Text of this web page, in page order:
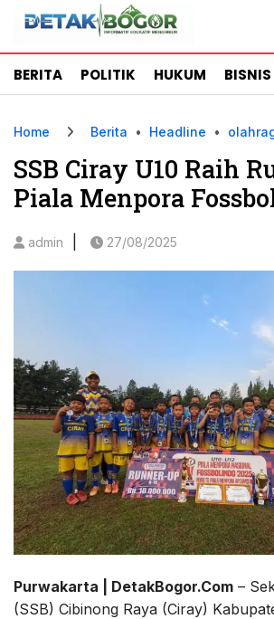
BERITA POLITIK HUKUM BISNIS
Home Berita • Headline •
SSB Ciray U10 Raih
Piala Menpora
admin 27/08/2025
Purwakarta | DetakBogor.Com –
(SSB) Cibinong Raya (Ciray)